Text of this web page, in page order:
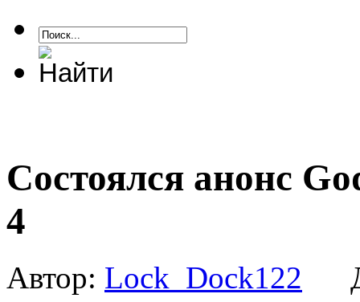
Состоялся анонс
4
Автор: Lock_Dock122